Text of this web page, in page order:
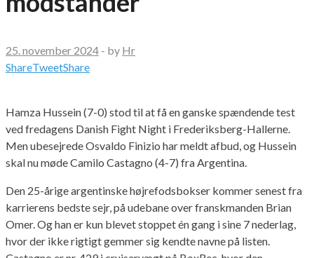
25. november 2024 - by Hr
ShareTweetShare
Hamza Hussein (7-0) stod til at få en ganske spændende test
ved fredagens Danish Fight Night i Frederiksberg-Hallerne.
Men ubesejrede Osvaldo Finizio har meldt afbud, og Hussein
skal nu møde Camilo Castagno (4-7) fra Argentina.
Den 25-årige argentinske højrefodsbokser kommer senest fra
karrierens bedste sejr, på udebane over franskmanden Brian
Omer. Og han er kun blevet stoppet én gang i sine 7 nederlag,
hvor der ikke rigtigt gemmer sig kendte navne på listen.